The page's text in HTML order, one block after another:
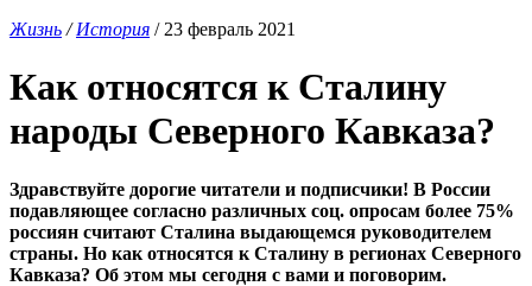
Жизнь /История / 23 февраль 2021
Как относятся к Сталину
народы Северного Кавказа?
Здравствуйте дорогие читатели и подписчики! В России
подавляющее согласно различных соц. опросам более 75%
россиян считают Сталина выдающемся руководителем
страны. Но как относятся к Сталину в регионах Северного
Кавказа? Об этом мы сегодня с вами и поговорим.